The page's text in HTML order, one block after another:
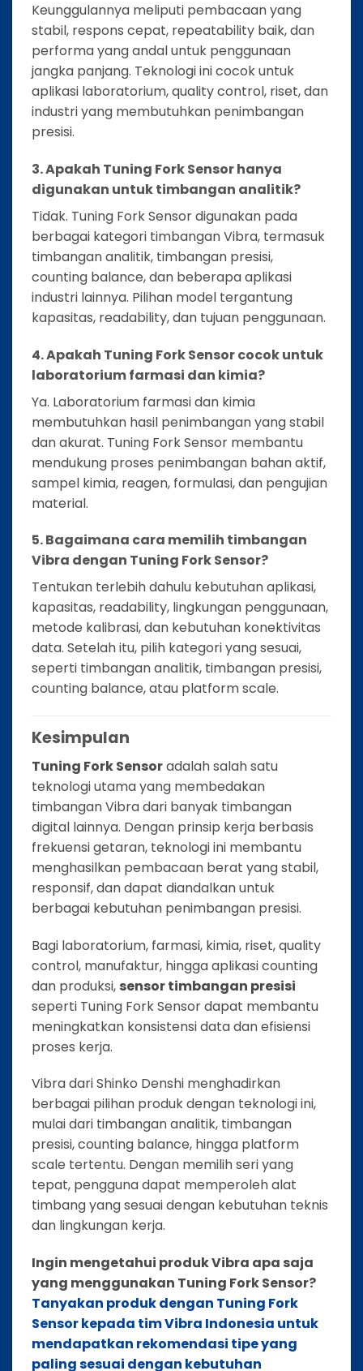
Keunggulannya meliputi pembacaan yang
stabil, respons cepat, repeatability baik, dan
performa yang andal untuk penggunaan
jangka panjang. Teknologi ini cocok untuk
aplikasi laboratorium, quality control, riset, dan
industri yang membutuhkan penimbangan
presisi.
3. Apakah Tuning Fork Sensor hanya
digunakan untuk timbangan analitik?
Tidak. Tuning Fork Sensor digunakan pada
berbagai kategori timbangan Vibra, termasuk
timbangan analitik, timbangan presisi,
counting balance, dan beberapa aplikasi
industri lainnya. Pilihan model tergantung
kapasitas, readability, dan tujuan penggunaan.
4. Apakah Tuning Fork Sensor cocok untuk
laboratorium farmasi dan kimia?
Ya. Laboratorium farmasi dan kimia
membutuhkan hasil penimbangan yang stabil
dan akurat. Tuning Fork Sensor membantu
mendukung proses penimbangan bahan aktif,
sampel kimia, reagen, formulasi, dan pengujian
material.
5. Bagaimana cara memilih timbangan
Vibra dengan Tuning Fork Sensor?
Tentukan terlebih dahulu kebutuhan aplikasi,
kapasitas, readability, lingkungan penggunaan,
metode kalibrasi, dan kebutuhan konektivitas
data. Setelah itu, pilih kategori yang sesuai,
seperti timbangan analitik, timbangan presisi,
counting balance, atau platform scale.
Kesimpulan
Tuning Fork Sensoradalah salah satu
teknologi utama yang membedakan
timbangan Vibra dari banyak timbangan
digital lainnya. Dengan prinsip kerja berbasis
frekuensi getaran, teknologi ini membantu
menghasilkan pembacaan berat yang stabil,
responsif, dan dapat diandalkan untuk
berbagai kebutuhan penimbangan presisi.
Bagi laboratorium, farmasi, kimia, riset, quality
control, manufaktur, hingga aplikasi counting
dan produksi, sensor timbangan presisi
seperti Tuning Fork Sensor dapat membantu
meningkatkan konsistensi data dan efisiensi
proses kerja.
Vibra dari Shinko Denshi menghadirkan
berbagai pilihan produk dengan teknologi ini,
mulai dari timbangan analitik, timbangan
presisi, counting balance, hingga platform
scale tertentu. Dengan memilih seri yang
tepat, pengguna dapat memperoleh alat
timbang yang sesuai dengan kebutuhan teknis
dan lingkungan kerja.
Ingin mengetahui produk Vibra apa saja
yang menggunakan Tuning Fork Sensor?
Tanyakan produk dengan Tuning Fork
Sensor kepada tim Vibra Indonesia untuk
mendapatkan rekomendasi tipe yang
paling sesuai dengan kebutuhan